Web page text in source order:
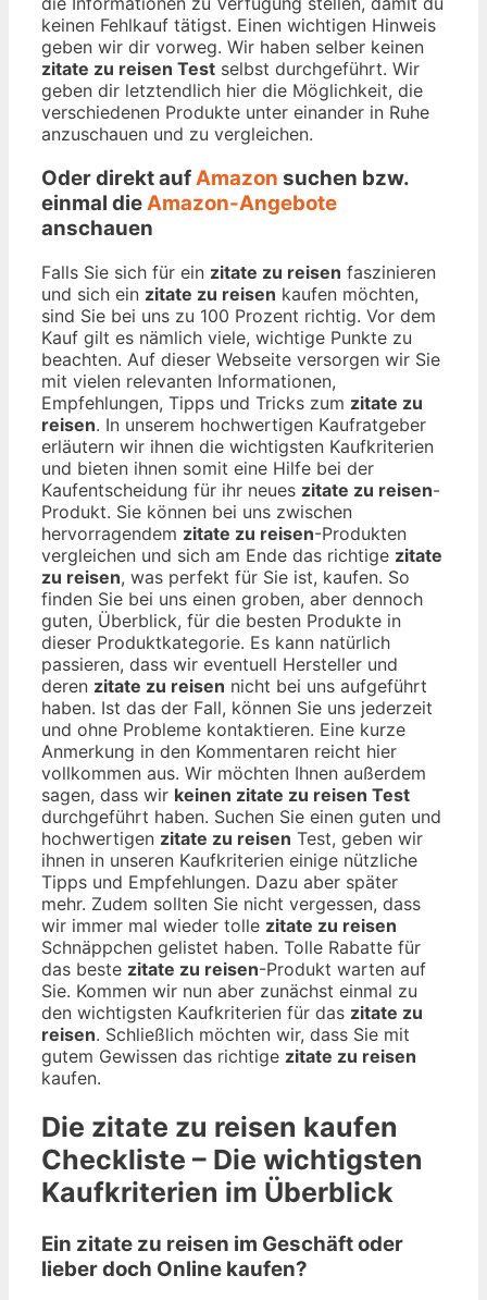
keinen Fehlkauf tätigst. Einen wichtigen Hinweis
geben wir dir vorweg. Wir haben selber keinen
zitate zu reisen Test selbst durchgeführt. Wir
geben dir letztendlich hier die Möglichkeit, die
verschiedenen Produkte unter einander in Ruhe
anzuschauen und zu vergleichen.
Oder direkt aufAmazon suchen bzw.
einmal dieAmazon-Angebote
anschauen
Falls Sie sich für ein zitate zu reisen faszinieren
und sich ein zitate zu reisen kaufen möchten,
sind Sie bei uns zu 100 Prozent richtig. Vor dem
Kauf gilt es nämlich viele, wichtige Punkte zu
beachten. Auf dieser Webseite versorgen wir Sie
mit vielen relevanten Informationen,
Empfehlungen, Tipps und Tricks zum zitate zu
reisen. In unserem hochwertigen Kaufratgeber
erläutern wir ihnen die wichtigsten Kaufkriterien
und bieten ihnen somit eine Hilfe bei der
Kaufentscheidung für ihr neues zitate zu reisen-
Produkt. Sie können bei uns zwischen
hervorragendem zitate zu reisen-Produkten
vergleichen und sich am Ende das richtige zitate
zu reisen, was perfekt für Sie ist, kaufen. So
finden Sie bei uns einen groben, aber dennoch
guten, Überblick, für die besten Produkte in
dieser Produktkategorie. Es kann natürlich
passieren, dass wir eventuell Hersteller und
deren zitate zu reisen nicht bei uns aufgeführt
haben. Ist das der Fall, können Sie uns jederzeit
und ohne Probleme kontaktieren. Eine kurze
Anmerkung in den Kommentaren reicht hier
vollkommen aus. Wir möchten Ihnen außerdem
sagen, dass wir keinen zitate zu reisen Test
durchgeführt haben. Suchen Sie einen guten und
hochwertigen zitate zu reisen Test, geben wir
ihnen in unseren Kaufkriterien einige nützliche
Tipps und Empfehlungen. Dazu aber später
mehr. Zudem sollten Sie nicht vergessen, dass
wir immer mal wieder tolle zitate zu reisen
Schnäppchen gelistet haben. Tolle Rabatte für
das beste zitate zu reisen-Produkt warten auf
Sie. Kommen wir nun aber zunächst einmal zu
den wichtigsten Kaufkriterien für das zitate zu
reisen. Schließlich möchten wir, dass Sie mit
gutem Gewissen das richtige zitate zu reisen
kaufen.
Die zitate zu reisen kaufen
Checkliste – Die wichtigsten
Kaufkriterien im Überblick
Ein zitate zu reisen im Geschäft oder
lieber doch Online kaufen?